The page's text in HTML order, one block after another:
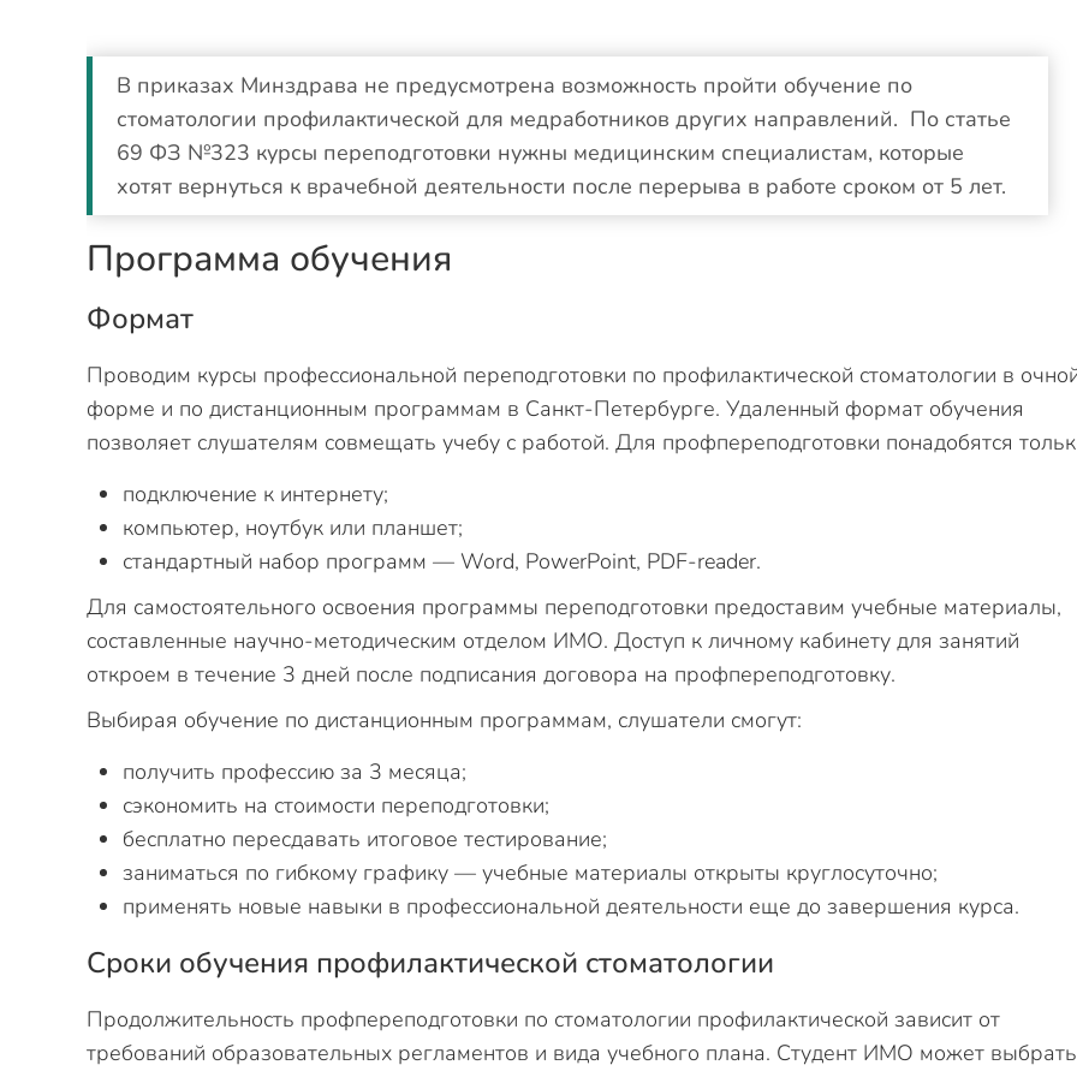
В приказах Минздрава не предусмотрена возможность пройти обучение по
стоматологии профилактической для медработников других направлений. По статье
69 ФЗ №323 курсы переподготовки нужны медицинским специалистам, которые
хотят вернуться к врачебной деятельности после перерыва в работе сроком от 5 лет.
Программа обучения
Формат
Проводим курсы профессиональной переподготовки по профилактической стоматологии в
форме и по дистанционным программам в Санкт-Петербурге. Удаленный формат обучения
позволяет слушателям совмещать учебу с работой. Для профпереподготовки понадобятся
подключение к интернету;
компьютер, ноутбук или планшет;
стандартный набор программ — Word, PowerPoint, PDF-reader.
Для самостоятельного освоения программы переподготовки предоставим учебные материалы,
составленные научно-методическим отделом ИМО. Доступ к личному кабинету для занятий
откроем в течение 3 дней после подписания договора на профпереподготовку.
Выбирая обучение по дистанционным программам, слушатели смогут:
получить профессию за 3 месяца;
сэкономить на стоимости переподготовки;
бесплатно пересдавать итоговое тестирование;
заниматься по гибкому графику — учебные материалы открыты круглосуточно;
применять новые навыки в профессиональной деятельности еще до завершения курса.
Сроки обучения профилактической стоматологии
Продолжительность профпереподготовки по стоматологии профилактической зависит от
требований образовательных регламентов и вида учебного плана. Студент ИМО может выбрать